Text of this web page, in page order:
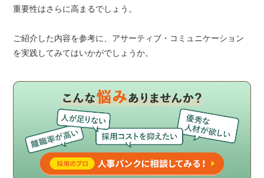
重要性はさらに高まるでしょう。
ご紹介した内容を参考に、アサーティブ・コミュニケーション
を実践してみてはいかがでしょうか。